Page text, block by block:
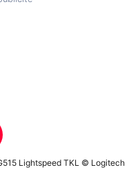
Lightspeed TKL © Logitech